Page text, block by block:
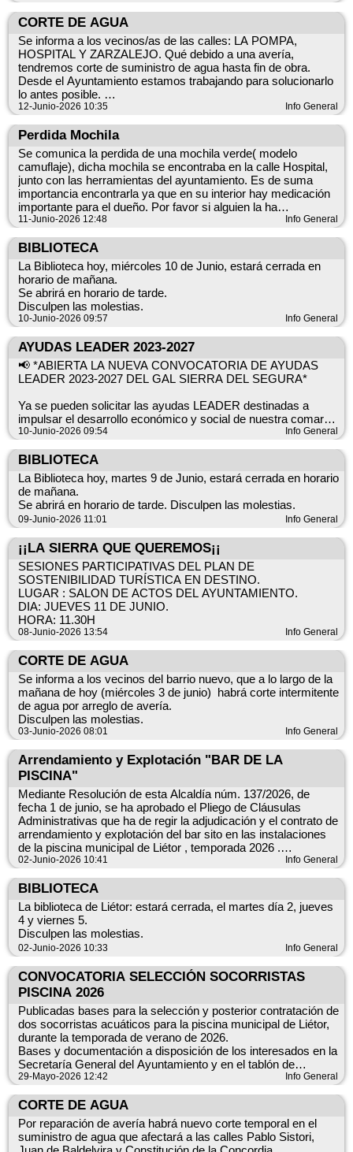
empresas responsables para comunicar esta avería y
trasladar la incidencia. En estos momentos están trabajando
para solucionar el problema lo antes posible.
Rogamos disculpen las molestias ocasionadas y
agradecemos su comprensión.
Ayuntamiento.
CORTE DE AGUA
Se informa a los vecinos/as de las calles: LA POMPA,
HOSPITAL Y ZARZALEJO. Qué debido a una avería,
tendremos corte de suministro de agua hasta fin de obra.
Desde el Ayuntamiento estamos trabajando para solucionarlo
lo antes posible.
Rogamos disculpen las molestias ocasionadas.
12-Junio-2026 10:35 Info General
Perdida Mochila
Se comunica la perdida de una mochila verde( modelo
camuflaje), dicha mochila se encontraba en la calle Hospital,
junto con las herramientas del ayuntamiento. Es de suma
importancia encontrarla ya que en su interior hay medicación
importante para el dueño. Por favor si alguien la ha
encontrado, depositarla en el ayuntamiento. Gracias.
11-Junio-2026 12:48 Info General
BIBLIOTECA
La Biblioteca hoy, miércoles 10 de Junio, estará cerrada en
horario de mañana.
Se abrirá en horario de tarde.
Disculpen las molestias.
10-Junio-2026 09:57 Info General
AYUDAS LEADER 2023-2027
📢 *ABIERTA LA NUEVA CONVOCATORIA DE AYUDAS
LEADER 2023-2027 DEL GAL SIERRA DEL SEGURA*
Ya se pueden solicitar las ayudas LEADER destinadas a
impulsar el desarrollo económico y social de nuestra comarca
a través de *4 líneas de apoyo*:
✅ *Empresas:* inversiones para nuevas empresas o mejorar,
ampliar o modernizar negocios existentes.
✅ *Ayuntamientos:* proyectos y actuaciones de interés
público.
✅ *Entidades sociales:* iniciativas promovidas por
asociaciones, ONG y otras entidades sin ánimo de lucro.
📅 *Plazo de solicitud:* 1 mes desde la publicación de la
convocatoria. Hasta el 2-7-2026.
📝 *¿Cómo solicitarla?*
Las solicitudes deben presentarse a través de la sede
electrónica del Grupo de Acción Local Sierra del Segura.
📖*Te ayudamos:* Para que te resulte más sencillo hemos
preparado unas guías de tramitación de ayudas para cada una
de las convocatorias que te guiarán paso a paso y te
explicaran todo lo que debes saber para presentar tu solicitud
de ayuda.
ℹ️ *Toda la información, bases y documentación:*
https://sierradelsegura.com/emprendedores-empresas-
ayuntamientos-y-entidades-sociales-ya-pueden-solicitar-las-
ayudas-leader-del-gal-sierra-del-segura/
📞 *GAL Sierra del Segura: 967 417 011*
📧 info@sierradelsegura.com
10-Junio-2026 09:54 Info General
BIBLIOTECA
La Biblioteca hoy, martes 9 de Junio, estará cerrada en horario
de mañana.
Se abrirá en horario de tarde. Disculpen las molestias.
09-Junio-2026 11:01 Info General
¡¡LA SIERRA QUE QUEREMOS¡¡
SESIONES PARTICIPATIVAS DEL PLAN DE
SOSTENIBILIDAD TURÍSTICA EN DESTINO.
LUGAR : SALON DE ACTOS DEL AYUNTAMIENTO.
DIA: JUEVES 11 DE JUNIO.
HORA: 11.30H
08-Junio-2026 13:54 Info General
CORTE DE AGUA
Se informa a los vecinos del barrio nuevo, que a lo largo de la
mañana de hoy (miércoles 3 de junio) habrá corte intermitente
de agua por arreglo de avería.
Disculpen las molestias.
03-Junio-2026 08:01 Info General
Arrendamiento y Explotación "BAR DE LA
PISCINA"
Mediante Resolución de esta Alcaldía núm. 137/2026, de
fecha 1 de junio, se ha aprobado el Pliego de Cláusulas
Administrativas que ha de regir la adjudicación y el contrato de
arrendamiento y explotación del bar sito en las instalaciones
de la piscina municipal de Liétor , temporada 2026 .
@ayuntamientolietor #piscinamunicipallietor #Liétor
02-Junio-2026 10:41 Info General
BIBLIOTECA
La biblioteca de Liétor: estará cerrada, el martes día 2, jueves
4 y viernes 5.
Disculpen las molestias.
02-Junio-2026 10:33 Info General
CONVOCATORIA SELECCIÓN SOCORRISTAS
PISCINA 2026
Publicadas bases para la selección y posterior contratación de
dos socorristas acuáticos para la piscina municipal de Liétor,
durante la temporada de verano de 2026.
Bases y documentación a disposición de los interesados en la
Secretaría General del Ayuntamiento y en el tablón de
anuncios de la sede electrónica del Ayuntamiento de Liétor.
29-Mayo-2026 12:42 Info General
CORTE DE AGUA
Por reparación de avería habrá nuevo corte temporal en el
suministro de agua que afectará a las calles Pablo Sistori,